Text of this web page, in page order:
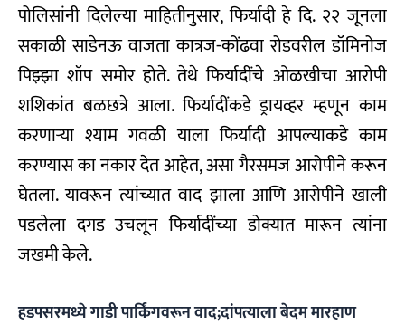
पोलिसांनी दिलेल्या माहितीनुसार, फिर्यादी हे दि. २२ जूनला
सकाळी साडेनऊ वाजता कात्रज-कोंढवा रोडवरील डॉमिनोज
पिझ्झा शॉप समोर होते. तेथे फिर्यादींचे ओळखीचा आरोपी
शशिकांत बळछत्रे आला. फिर्यादींकडे ड्रायव्हर म्हणून काम
करणाऱ्या श्याम गवळी याला फिर्यादी आपल्याकडे काम
करण्यास का नकार देत आहेत, असा गैरसमज आरोपीने करून
घेतला. यावरून त्यांच्यात वाद झाला आणि आरोपीने खाली
पडलेला दगड उचलून फिर्यादींच्या डोक्यात मारून त्यांना
जखमी केले.
हडपसरमध्ये गाडी पार्किंगवरून वाद;दांपत्याला बेदम मारहाण